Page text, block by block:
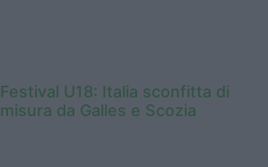
Festival U18: Italia sconfitta di
misura da Galles e Scozia